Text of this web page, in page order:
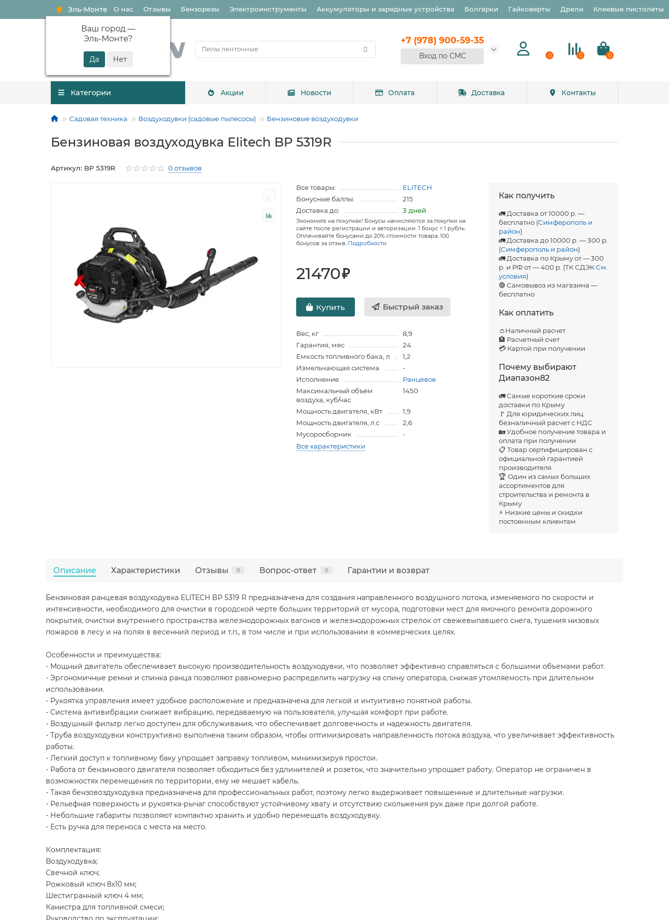
Эль-Монте
Ваш город —
Эль-Монте?
О нас Отзывы Бензорезы Электроинструменты Аккумуляторы и зарядные устройства Болгарки Гайковерты Дрели Клеевые пистолеты
+7 (978) 900-59-35
Вход по СМС 0 0 0
Категории Акции Новости Оплата Доставка Контакты
Садовая техника Воздуходувки (садовые пылесосы) Бензиновые воздуходувки
Бензиновая воздуходувка Elitech BP 5319R
Артикул: BP 5319R 0 отзывов
Все товары:
ELITECH
Бонусные баллы:
215
Доставка до:
3 дней
Экономьте на покупках! Бонусы начисляются за покупки на
сайте после регистрации и авторизации. 1 бонус = 1 рубль.
Оплачивайте бонусами до 20% стоимости товара. 100
бонусов за отзыв. Подробности
21470₽
Купить Быстрый заказ
Вес, кг
8,9
Гарантия, мес
24
Ёмкость топливного бака, л
1,2
Измельчающая система
-
Исполнение
Ранцевое
Максимальный объём
воздуха, куб/час
1450
Мощность двигателя, кВт
1,9
Мощность двигателя, л.с
2,6
Мусоросборник
-
Все характеристики
Как получить
🚛 Доставка от 10000 р. —
бесплатно (Симферополь и
район)
🚛 Доставка до 10000 р. — 300 р.
(Симферополь и район)
🚛 Доставка по Крыму от — 300
р. и РФ от — 400 р. (ТК СДЭКСм.
условия)
🟢 Самовывоз из магазина —
бесплатно
Как оплатить
👛Наличный расчет
🏦 Расчетный счет
💳 Картой при получении
Почему выбирают
Диапазон82
🚛 Самые короткие сроки
доставки по Крыму
🚩 Для юридических лиц
безналичный расчет с НДС
🏡 Удобное получение товара и
оплата при получении
📋 Товар сертифицирован с
официальной гарантией
производителя
🏆 Один из самых больших
ассортиментов для
строительства и ремонта в
Крыму
⚡ Низкие цены и скидки
постоянным клиентам
Описание Характеристики Отзывы 0 Вопрос-ответ 0 Гарантии и возврат
Бензиновая ранцевая воздуходувка ELITECH BP 5319 R предназначена для создания направленного воздушного потока, изменяемого по скорости и
интенсивности, необходимого для очистки в городской черте больших территорий от мусора, подготовки мест для ямочного ремонта дорожного
покрытия, очистки внутреннего пространства железнодорожных вагонов и железнодорожных стрелок от свежевыпавшего снега, тушения низовых
пожаров в лесу и на полях в весенний период и т.п., в том числе и при использовании в коммерческих целях.
Особенности и преимущества:
- Мощный двигатель обеспечивает высокую производительность воздуходувки, что позволяет эффективно справляться с большими объемами работ.
- Эргономичные ремни и спинка ранца позволяют равномерно распределить нагрузку на спину оператора, снижая утомляемость при длительном
использовании.
- Рукоятка управления имеет удобное расположение и предназначена для легкой и интуитивно понятной работы.
- Система антивибрации снижает вибрацию, передаваемую на пользователя, улучшая комфорт при работе.
- Воздушный фильтр легко доступен для обслуживания, что обеспечивает долговечность и надежность двигателя.
- Труба воздуходувки конструктивно выполнена таким образом, чтобы оптимизировать направленность потока воздуха, что увеличивает эффективность
работы.
- Легкий доступ к топливному баку упрощает заправку топливом, минимизируя простои.
- Работа от бензинового двигателя позволяет обходиться без удлинителей и розеток, что значительно упрощает работу. Оператор не ограничен в
возможностях перемещения по территории, ему не мешает кабель.
- Такая бензовоздуходувка предназначена для профессиональных работ, поэтому легко выдерживает повышенные и длительные нагрузки.
- Рельефная поверхность и рукоятка-рычаг способствуют устойчивому хвату и отсутствию скольжения рук даже при долгой работе.
- Небольшие габариты позволяют компактно хранить и удобно перемещать воздуходувку.
- Есть ручка для переноса с места на место.
Комплектация:
Воздуходувка;
Свечной ключ;
Рожковый ключ 8х10 мм;
Шестигранный ключ 4 мм;
Канистра для топливной смеси;